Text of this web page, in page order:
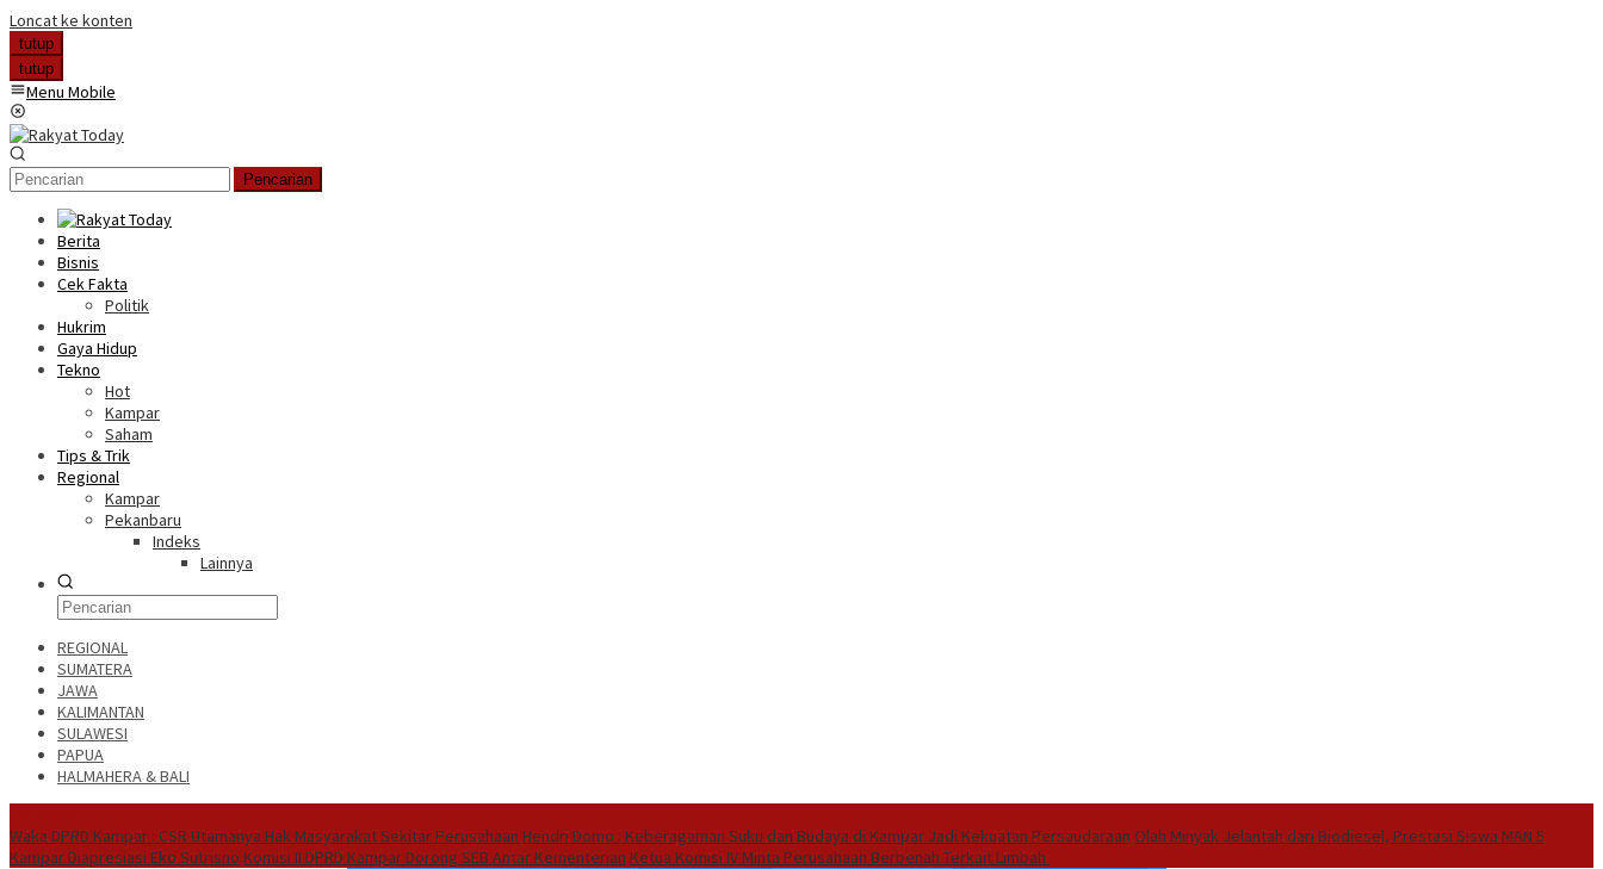
Loncat ke konten
tutup
tutup
Menu Mobile
Pencarian
Berita
Bisnis
Cek Fakta
Politik
Hukrim
Gaya Hidup
Tekno
Hot
Kampar
Saham
Tips & Trik
Regional
Kampar
Pekanbaru
Indeks
Lainnya
REGIONAL
SUMATERA
JAWA
KALIMANTAN
SULAWESI
PAPUA
HALMAHERA & BALI
Waka DPRD Kampar : CSR Utamanya Hak Masyarakat Sekitar Perusahaan Hendri Domo : Keberagaman Suku dan Budaya di Kampar Jadi Kekuatan Persaudaraan Olah Minyak Jelantah dari Biodiesel, Prestasi Siswa MAN 5
Kampar Diapresiasi Eko Sutrisno Komisi II DPRD Kampar Dorong SEB Antar Kementerian Ketua Komisi IV Minta Perusahaan Berbenah Terkait Limbah